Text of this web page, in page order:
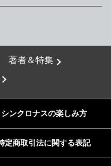
著者＆特集
シンクロナスの楽しみ方
定商取引法に関する表記